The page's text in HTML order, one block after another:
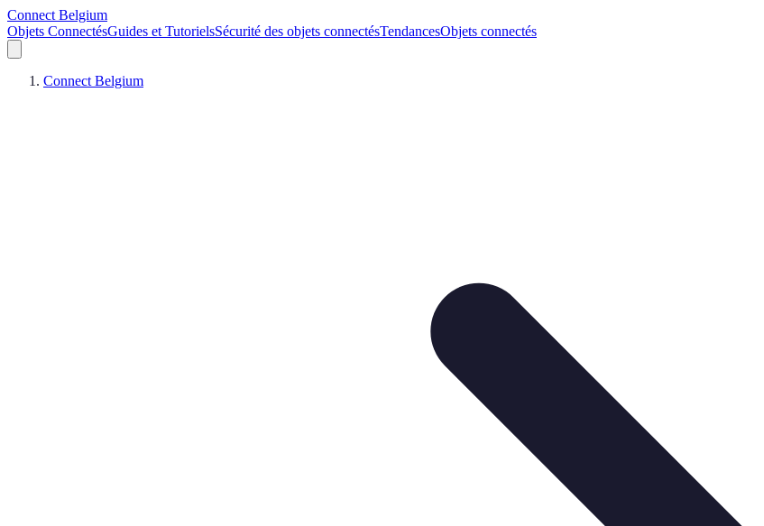
Connect Belgium
Objets ConnectésGuides et TutorielsSécurité des objets connectésTendancesObjets connectés
Connect Belgium